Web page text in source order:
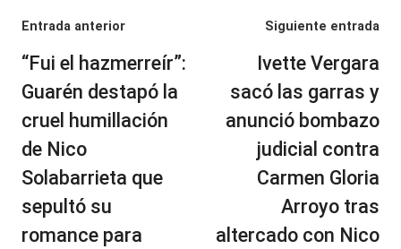
Navegación
de
entradas
Entrada anterior
“Fui el hazmerreír”:
Guarén destapó la
cruel humillación
de Nico
Solabarrieta que
sepultó su
romance para
Siguiente entrada
Ivette Vergara
sacó las garras y
anunció bombazo
judicial contra
Carmen Gloria
Arroyo tras
altercado con Nico